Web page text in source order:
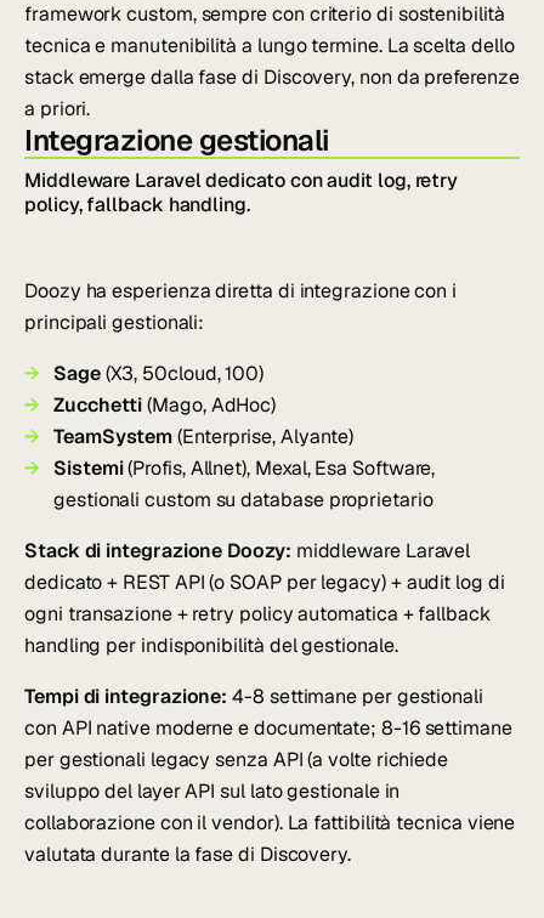
framework custom, sempre con criterio di sostenibilità
tecnica e manutenibilità a lungo termine. La scelta dello
stack emerge dalla fase di Discovery, non da preferenze
a priori.
Integrazione gestionali
Middleware Laravel dedicato con audit log, retry
policy, fallback handling.
Doozy ha esperienza diretta di integrazione con i
principali gestionali:
Sage(X3, 50cloud, 100)
Zucchetti(Mago, AdHoc)
TeamSystem(Enterprise, Alyante)
Sistemi(Profis, Allnet), Mexal, Esa Software,
gestionali custom su database proprietario
Stack di integrazione Doozy: middleware Laravel
dedicato + REST API (o SOAP per legacy) + audit log di
ogni transazione + retry policy automatica + fallback
handling per indisponibilità del gestionale.
Tempi di integrazione: 4-8 settimane per gestionali
con API native moderne e documentate; 8-16 settimane
per gestionali legacy senza API (a volte richiede
sviluppo del layer API sul lato gestionale in
collaborazione con il vendor). La fattibilità tecnica viene
valutata durante la fase di Discovery.